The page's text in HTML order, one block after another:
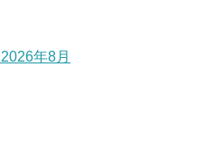
2026年8月